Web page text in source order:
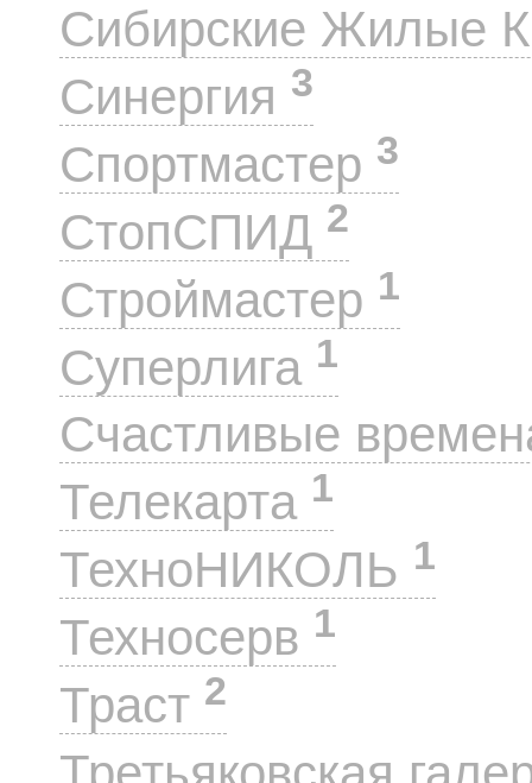
Сибирские Жилые
Синергия 3
Спортмастер 3
СтопСПИД 2
Строймастер 1
Суперлига 1
Счастливые
Телекарта 1
ТехноНИКОЛЬ 1
Техносерв 1
Траст 2